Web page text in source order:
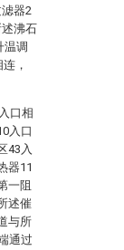
器2
沸石
温调
，
口相
入口
43入
器11
一阻
述催
与所
通过